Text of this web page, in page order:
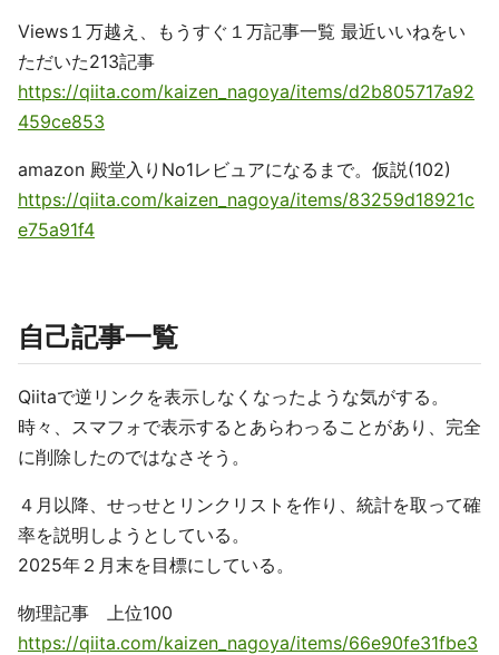
Views１万越え、もうすぐ１万記事一覧 最近いいねをい
ただいた213記事
https://qiita.com/kaizen_nagoya/items/d2b805717a92
459ce853
amazon 殿堂入りNo1レビュアになるまで。仮説(102)
https://qiita.com/kaizen_nagoya/items/83259d18921c
e75a91f4
自己記事一覧
Qiitaで逆リンクを表示しなくなったような気がする。
時々、スマフォで表示するとあらわっることがあり、完全
に削除したのではなさそう。
４月以降、せっせとリンクリストを作り、統計を取って確
率を説明しようとしている。
2025年２月末を目標にしている。
物理記事 上位100
https://qiita.com/kaizen_nagoya/items/66e90fe31fbe3